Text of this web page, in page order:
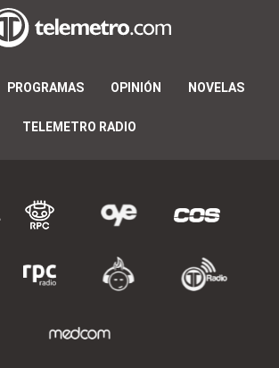
PROGRAMAS OPINIÓN NOVELAS
TELEMETRO RADIO